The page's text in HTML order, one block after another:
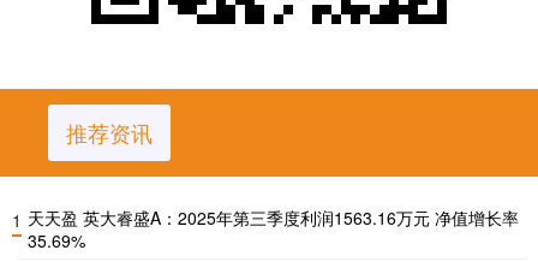
推荐资讯
1 天天盈 英大睿盛A：2025年第三季度利润1563.16万元 净值增长率
35.69%